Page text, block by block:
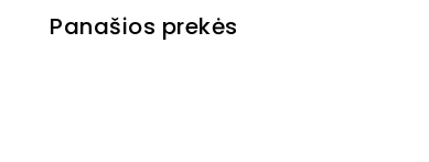
Panašios prekės